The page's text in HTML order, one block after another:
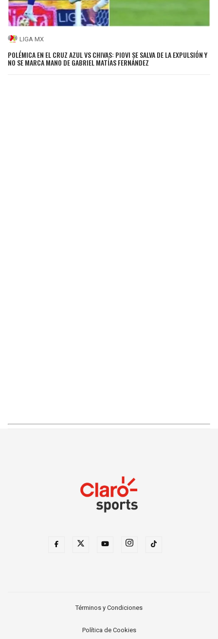
LIGA MX
POLÉMICA EN EL CRUZ AZUL VS CHIVAS: PIOVI SE SALVA DE LA EXPULSIÓN Y
NO SE MARCA MANO DE GABRIEL MATÍAS FERNÁNDEZ
Términos y Condiciones
Política de Cookies